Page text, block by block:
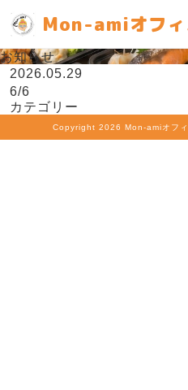
Mon-amiオフィ
お知らせ
2026.05.29
6/6
カテゴリー
Copyright 2026 Mon-amiオフ